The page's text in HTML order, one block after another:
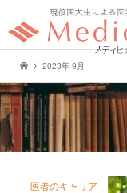
2023年 9月
医者のキャリア